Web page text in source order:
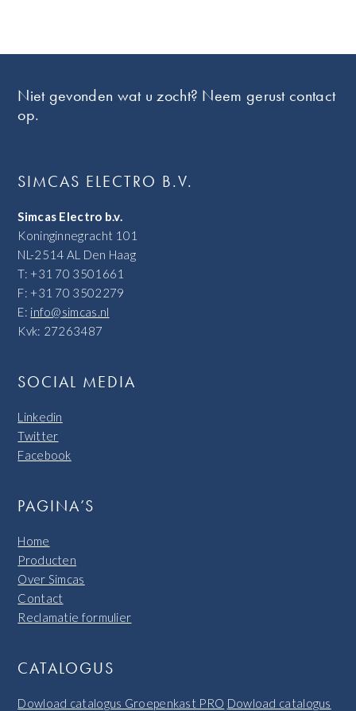
Niet gevonden wat u zocht? Neem gerust contact
op.
SIMCAS ELECTRO B.V.
Simcas Electro b.v.
Koninginnegracht 101
NL-2514 AL Den Haag
T: +31 70 3501661
F: +31 70 3502279
E: info@simcas.nl
Kvk: 27263487
SOCIAL MEDIA
Linkedin
Twitter
Facebook
PAGINA’S
Home
Producten
Over Simcas
Contact
Reclamatie formulier
CATALOGUS
Dowload catalogus Groepenkast PRO Dowload catalogus